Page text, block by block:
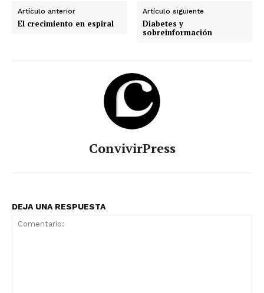
Artículo anterior
El crecimiento en espiral
Artículo siguiente
Diabetes y
sobreinformación
ConvivirPress
DEJA UNA RESPUESTA